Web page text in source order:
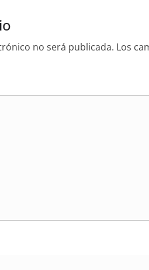
no será publicada. Los